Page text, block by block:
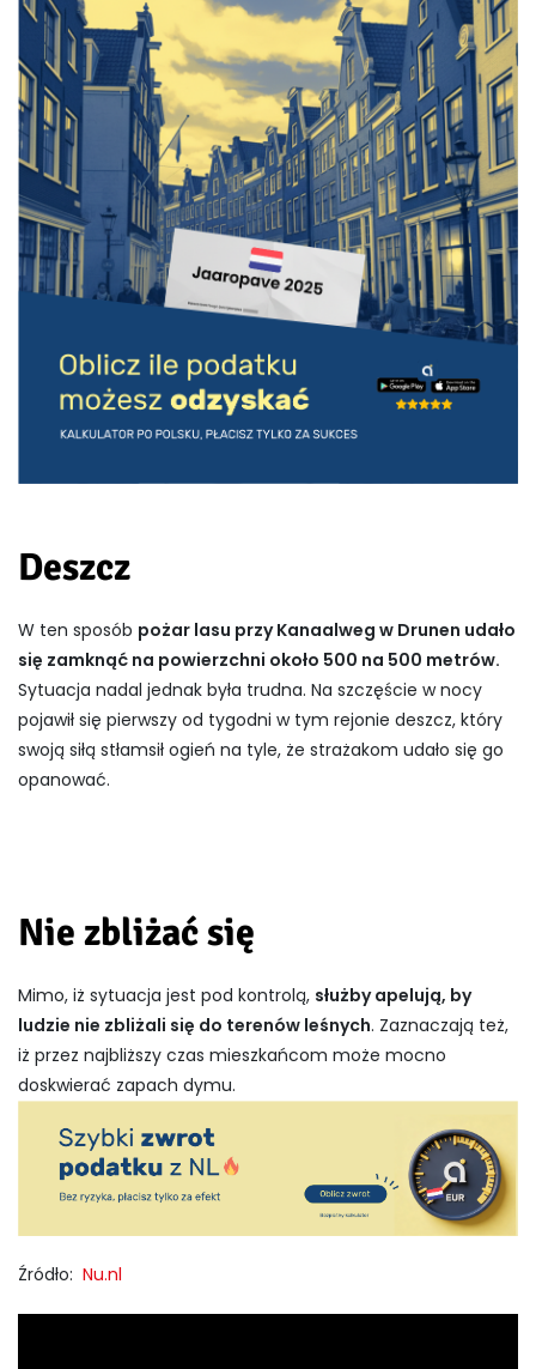
Deszcz
W ten sposób pożar lasu przy Kanaalweg w Drunen udało
się zamknąć na powierzchni około 500 na 500 metrów.
Sytuacja nadal jednak była trudna. Na szczęście w nocy
pojawił się pierwszy od tygodni w tym rejonie deszcz, który
swoją siłą stłamsił ogień na tyle, że strażakom udało się go
opanować.
Nie zbliżać się
Mimo, iż sytuacja jest pod kontrolą, służby apelują, by
ludzie nie zbliżali się do terenów leśnych. Zaznaczają też,
iż przez najbliższy czas mieszkańcom może mocno
doskwierać zapach dymu.
Źródło: Nu.nl